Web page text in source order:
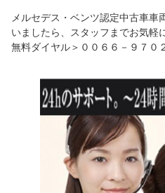
メルセデス・ベンツ認定中古車車
いましたら、スタッフまでお気
無料ダイヤル＞００６６－９７０